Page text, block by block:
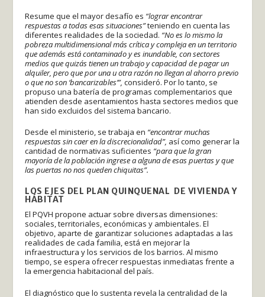
Resume que el mayor desafío es “lograr encontrar
respuestas a todas esas situaciones”teniendo en cuenta las
diferentes realidades de la sociedad. “No es lo mismo la
pobreza multidimensional más crítica y compleja en un territorio
que además está contaminado y es inundable, con sectores
medios que quizás tienen un trabajo y capacidad de pagar un
alquiler, pero que por una u otra razón no llegan al ahorro previo
o que no son ‘bancarizables’”,consideró. Por lo tanto, se
propuso una batería de programas complementarios que
atienden desde asentamientos hasta sectores medios que
han sido excluidos del sistema bancario.
Desde el ministerio, se trabaja en “encontrar muchas
respuestas sin caer en la discrecionalidad”, así como generar la
cantidad de normativas suficientes “para que la gran
mayoría de la población ingrese a alguna de esas puertas y que
las puertas no nos queden chiquitas”.
LOS EJES DEL PLAN QUINQUENAL DE VIVIENDA Y
HÁBITAT
El PQVH propone actuar sobre diversas dimensiones:
sociales, territoriales, económicas y ambientales. El
objetivo, aparte de garantizar soluciones adaptadas a las
realidades de cada familia, está en mejorar la
infraestructura y los servicios de los barrios. Al mismo
tiempo, se espera ofrecer respuestas inmediatas frente a
la emergencia habitacional del país.
El diagnóstico que lo sustenta revela la centralidad de la